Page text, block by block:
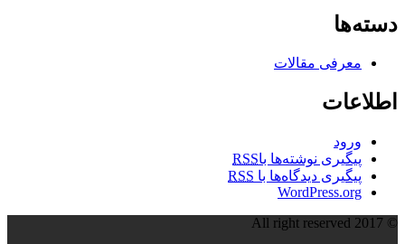
دسته‌ها
معرفی مقالات
اطلاعات
ورود
پیگیری نوشته‌ها باRSS
پیگیری دیدگاه‌ها با RSS
WordPress.org
© All right reserved 2017